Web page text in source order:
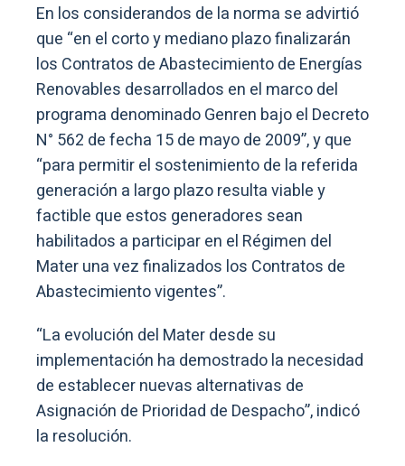
En los considerandos de la norma se advirtió
que “en el corto y mediano plazo finalizarán
los Contratos de Abastecimiento de Energías
Renovables desarrollados en el marco del
programa denominado Genren bajo el Decreto
N° 562 de fecha 15 de mayo de 2009”, y que
“para permitir el sostenimiento de la referida
generación a largo plazo resulta viable y
factible que estos generadores sean
habilitados a participar en el Régimen del
Mater una vez finalizados los Contratos de
Abastecimiento vigentes”.
“La evolución del Mater desde su
implementación ha demostrado la necesidad
de establecer nuevas alternativas de
Asignación de Prioridad de Despacho”, indicó
la resolución.